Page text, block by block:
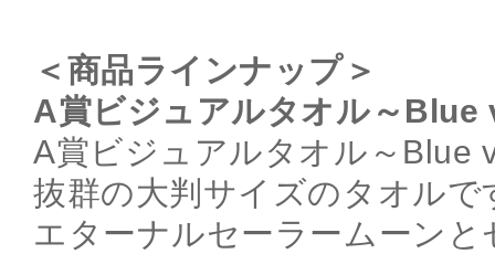
＜商品ラインナップ＞
A賞ビジュアルタオル～Blue
A賞ビジュアルタオル～Blue
抜群の大判サイズのタオルで
エターナルセーラームーン